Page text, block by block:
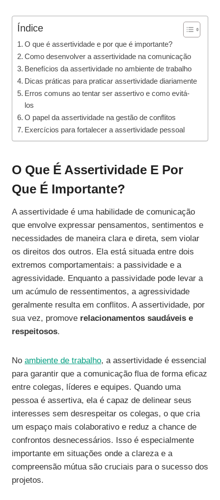
Índice
O que é assertividade e por que é importante?
Como desenvolver a assertividade na comunicação
Benefícios da assertividade no ambiente de trabalho
Dicas práticas para praticar assertividade diariamente
Erros comuns ao tentar ser assertivo e como evitá-
los
O papel da assertividade na gestão de conflitos
Exercícios para fortalecer a assertividade pessoal
O Que É Assertividade E Por
Que É Importante?
A assertividade é uma habilidade de comunicação
que envolve expressar pensamentos, sentimentos e
necessidades de maneira clara e direta, sem violar
os direitos dos outros. Ela está situada entre dois
extremos comportamentais: a passividade e a
agressividade. Enquanto a passividade pode levar a
um acúmulo de ressentimentos, a agressividade
geralmente resulta em conflitos. A assertividade, por
sua vez, promove relacionamentos saudáveis e
respeitosos.
No ambiente de trabalho, a assertividade é essencial
para garantir que a comunicação flua de forma eficaz
entre colegas, líderes e equipes. Quando uma
pessoa é assertiva, ela é capaz de delinear seus
interesses sem desrespeitar os colegas, o que cria
um espaço mais colaborativo e reduz a chance de
confrontos desnecessários. Isso é especialmente
importante em situações onde a clareza e a
compreensão mútua são cruciais para o sucesso dos
projetos.